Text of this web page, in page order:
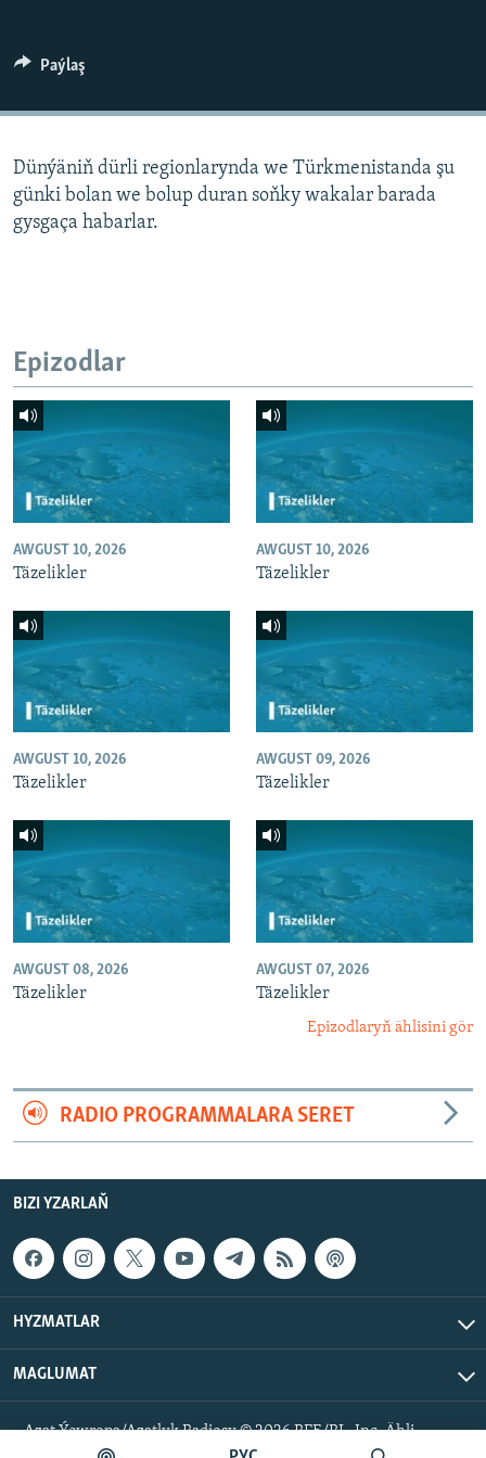
Paýlaş
Dünýäniň dürli regionlarynda we Türkmenistanda şu
günki bolan we bolup duran soňky wakalar barada
gysgaça habarlar.
Epizodlar
AWGUST 10, 2026
Täzelikler
AWGUST 10, 2026
Täzelikler
AWGUST 10, 2026
Täzelikler
AWGUST 09, 2026
Täzelikler
AWGUST 08, 2026
Täzelikler
AWGUST 07, 2026
Täzelikler
Epizodlaryň ählisini gör
RADIO PROGRAMMALARA SERET
BIZI YZARLAŇ
HYZMATLAR
MAGLUMAT
Azat Ýewropa/Azatlyk Radiosy © 2026 RFE/RL, Inc. Ähli
hukuklar goralan.